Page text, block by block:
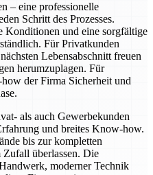
– eine professionelle
Schritt des Prozesses.
Konditionen und eine sorgfältige
Für Privatkunden
Lebensabschnitt freuen
herumzuplagen. Für
der Firma Sicherheit und
als auch Gewerbekunden
und breites Know-how.
bis zur kompletten
überlassen. Die
moderner Technik